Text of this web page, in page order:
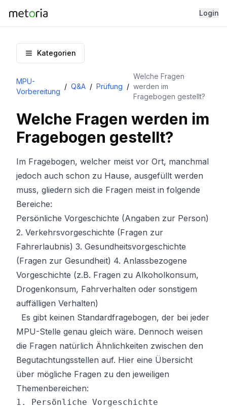
Login
Kategorien
MPU-
Vorbereitung
/ Q&A / Prüfung /
Welche Fragen
werden im
Fragebogen gestellt?
Welche Fragen werden im
Fragebogen gestellt?
Im Fragebogen, welcher meist vor Ort, manchmal
jedoch auch schon zu Hause, ausgefüllt werden
muss, gliedern sich die Fragen meist in folgende
Bereiche:
Persönliche Vorgeschichte (Angaben zur Person)
2. Verkehrsvorgeschichte (Fragen zur
Fahrerlaubnis) 3. Gesundheitsvorgeschichte
(Fragen zur Gesundheit) 4. Anlassbezogene
Vorgeschichte (z.B. Fragen zu Alkoholkonsum,
Drogenkonsum, Fahrverhalten oder sonstigem
auffälligen Verhalten)
Es gibt keinen Standardfragebogen, der bei jeder
MPU-Stelle genau gleich wäre. Dennoch weisen
die Fragen natürlich Ähnlichkeiten zwischen den
Begutachtungsstellen auf. Hier eine Übersicht
über mögliche Fragen zu den jeweiligen
Themenbereichen:
1. Persönliche Vorgeschichte